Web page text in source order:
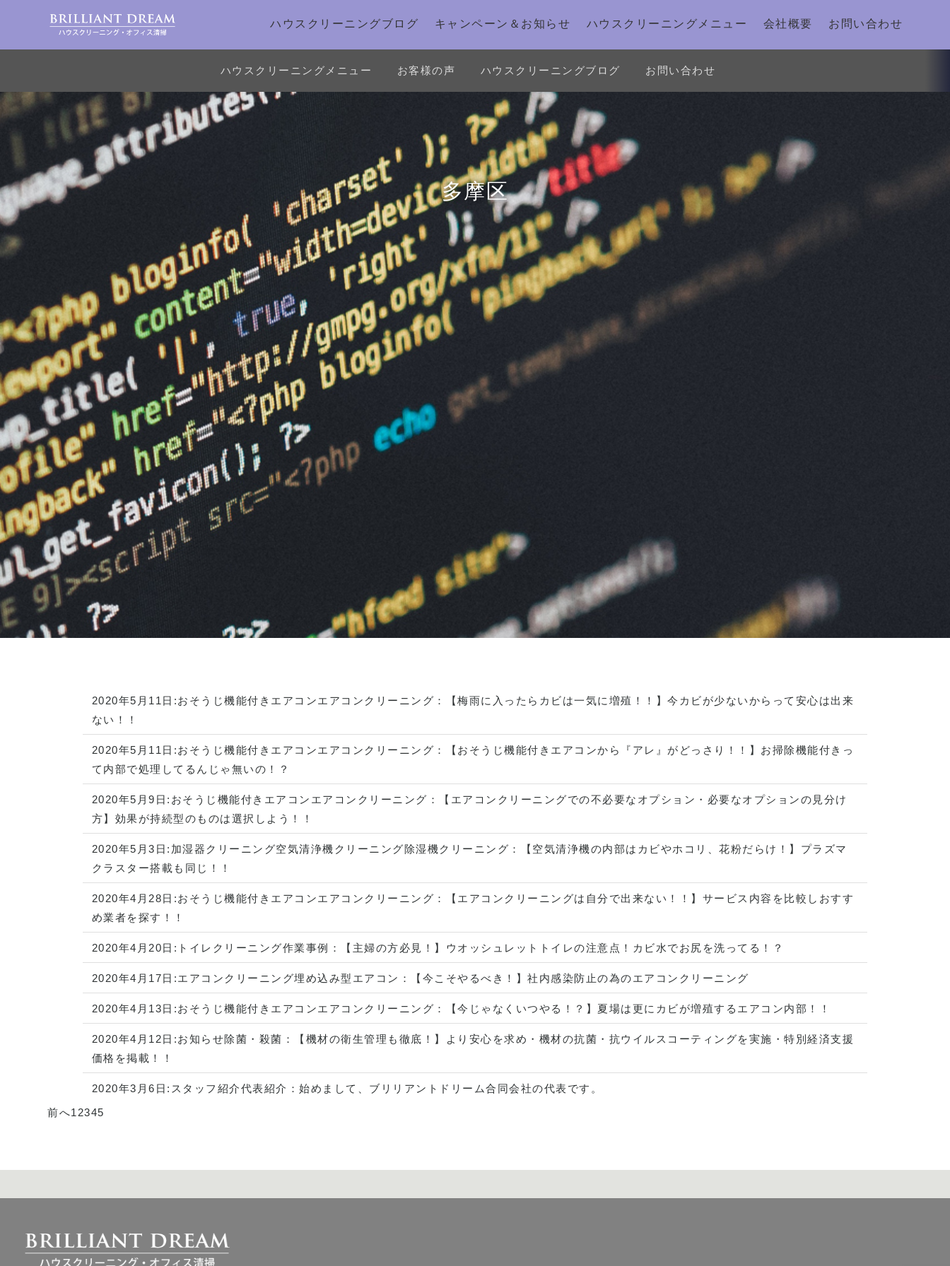
ハウスクリーニングブログ キャンペーン＆お知らせ ハウスクリーニングメニュー 会社概要 お問い合わせ
ハウスクリーニングメニュー お客様の声 ハウスクリーニングブログ お問い合わせ
多摩区
2020年5月11日:おそうじ機能付きエアコンエアコンクリーニング ：
【梅雨に入ったらカビは一気に増殖！！】今カビが少ないからって安心は出来
ない！！
2020年5月11日:おそうじ機能付きエアコンエアコンクリーニング ：
【おそうじ機能付きエアコンから『アレ』がどっさり！！】お掃除機能付きっ
て内部で処理してるんじゃ無いの！？
2020年5月9日: おそうじ機能付きエアコン エアコンクリーニング ：
【エアコンクリーニングでの不必要なオプション・必要なオプションの見分け
方】効果が持続型のものは選択しよう！！
2020年5月3日: 加湿器クリーニング空気清浄機クリーニング除湿機クリーニング ：
【空気清浄機の内部はカビやホコリ、花粉だらけ！】プラズマ
クラスター搭載も同じ！！
2020年4月28日:おそうじ機能付きエアコンエアコンクリーニング ：
【エアコンクリーニングは自分で出来ない！！】サービス内容を比較しおすす
め業者を探す！！
2020年4月20日: トイレクリーニング作業事例 ： 【主婦の方必見！】ウオッシュレットトイレの注意点！カビ水でお尻を洗ってる！？
2020年4月17日:エアコンクリーニング埋め込み型エアコン ： 【今こそやるべき！】社内感染防止の為のエアコンクリーニング
2020年4月13日:おそうじ機能付きエアコンエアコンクリーニング ： 【今じゃなくいつやる！？】夏場は更にカビが増殖するエアコン内部！！
2020年4月12日:お知らせ除菌・殺菌 ：
【機材の衛生管理も徹底！】より安心を求め・機材の抗菌・抗ウイルスコーティングを実施・特別経済支援
価格を掲載！！
2020年3月6日: スタッフ紹介代表紹介 ： 始めまして、ブリリアントドリーム合同会社の代表です。
前へ12345